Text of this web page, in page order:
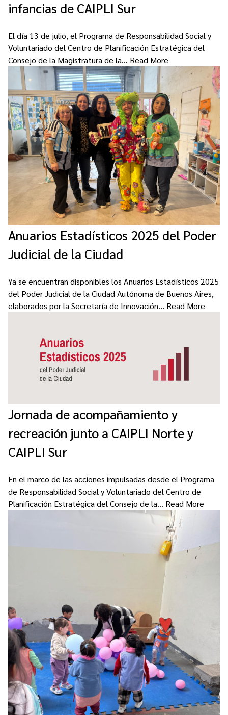
infancias de CAIPLI Sur
El día 13 de julio, el Programa de Responsabilidad Social y
Voluntariado del Centro de Planificación Estratégica del
Consejo de la Magistratura de la… Read More
Anuarios Estadísticos 2025 del Poder
Judicial de la Ciudad
Ya se encuentran disponibles los Anuarios Estadísticos 2025
del Poder Judicial de la Ciudad Autónoma de Buenos Aires,
elaborados por la Secretaría de Innovación… Read More
Jornada de acompañamiento y
recreación junto a CAIPLI Norte y
CAIPLI Sur
En el marco de las acciones impulsadas desde el Programa
de Responsabilidad Social y Voluntariado del Centro de
Planificación Estratégica del Consejo de la… Read More